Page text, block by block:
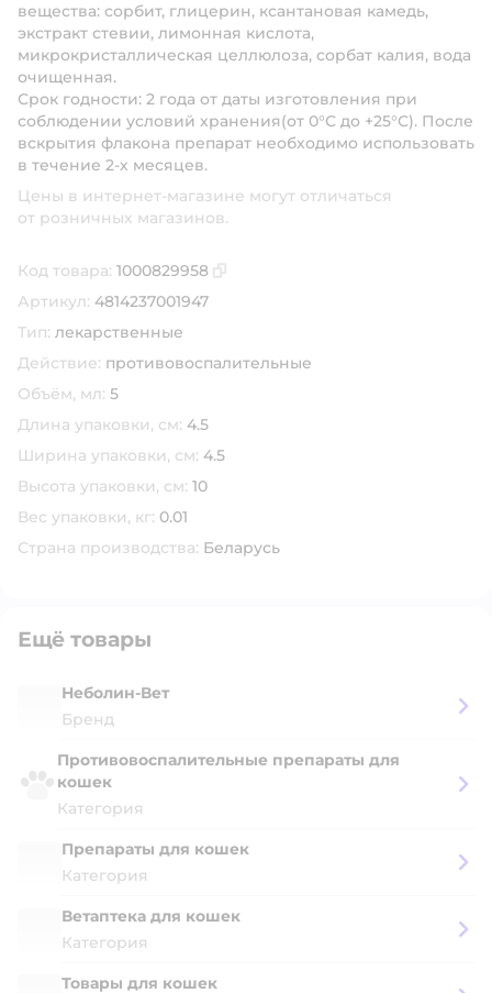
вещества: сорбит, глицерин, ксантановая камедь,
экстракт стевии, лимонная кислота,
микрокристаллическая целлюлоза, сорбат калия, вода
очищенная.
Срок годности: 2 года от даты изготовления при
соблюдении условий хранения(от 0°С до +25°С). После
вскрытия флакона препарат необходимо использовать
в течение 2-х месяцев.
Цены в интернет-магазине могут отличаться
от розничных магазинов.
Код товара: 1000829958
Артикул: 4814237001947
Тип: лекарственные
Действие: противовоспалительные
Объём, мл: 5
Длина упаковки, см: 4.5
Ширина упаковки, см: 4.5
Высота упаковки, см: 10
Вес упаковки, кг: 0.01
Страна производства: Беларусь
Ещё товары
Неболин-Вет
Бренд
Противовоспалительные препараты для
кошек
Категория
Препараты для кошек
Категория
Ветаптека для кошек
Категория
Товары для кошек